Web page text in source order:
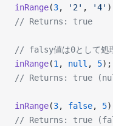
inRange(3, '2' , '4'
// Returns: true
// falsy値は0として処
inRange(1 , null , 5);
// Returns: true (null
inRange(3, false, 5
// Returns: true